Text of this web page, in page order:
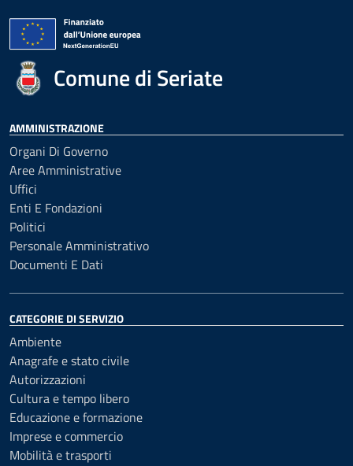
Comune di Seriate
AMMINISTRAZIONE
Organi Di Governo
Aree Amministrative
Uffici
Enti E Fondazioni
Politici
Personale Amministrativo
Documenti E Dati
CATEGORIE DI SERVIZIO
Ambiente
Anagrafe e stato civile
Autorizzazioni
Cultura e tempo libero
Educazione e formazione
Imprese e commercio
Mobilità e trasporti